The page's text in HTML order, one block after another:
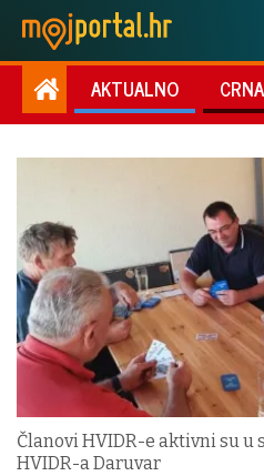
AKTUALNO
Članovi HVIDR-e aktivni su u
HVIDR-a Daruvar